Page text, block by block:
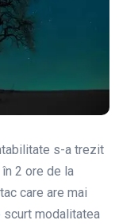
s-a trezit
2 ore de la
care are mai
modalitatea